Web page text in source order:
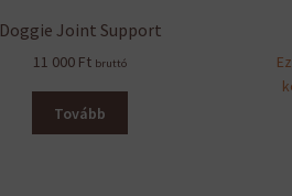
Doggie Joint Support
11 000 Ft bruttó
Tovább